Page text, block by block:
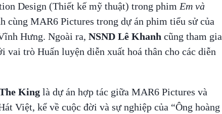
Design (Thiết kế mỹ thuật) trong phim Em và
cùng MAR6 Pictures trong dự án phim tiểu sử của
Hưng. Ngoài ra, NSND Lê Khanh cũng tham gia
vai trò Huấn luyện diễn xuất hoá thân cho các diễn
Kinglà dự án hợp tác giữa MAR6 Pictures và
Việt, kể về cuộc đời và sự nghiệp của “Ông hoàng